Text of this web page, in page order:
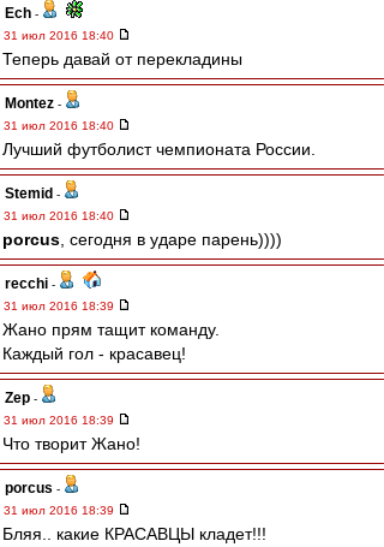
Ech -
31 июл 2016 18:40
Теперь давай от перекладины
Montez -
31 июл 2016 18:40
Лучший футболист чемпионата России.
Stemid -
31 июл 2016 18:40
porcus , сегодня в ударе парень))))
recchi -
31 июл 2016 18:39
Жано прям тащит команду.
Каждый гол - красавец!
Zep -
31 июл 2016 18:39
Что творит Жано!
porcus -
31 июл 2016 18:39
Бляя.. какие КРАСАВЦЫ кладет!!!